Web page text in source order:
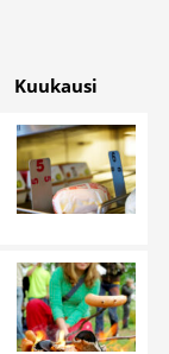
Kuukausi